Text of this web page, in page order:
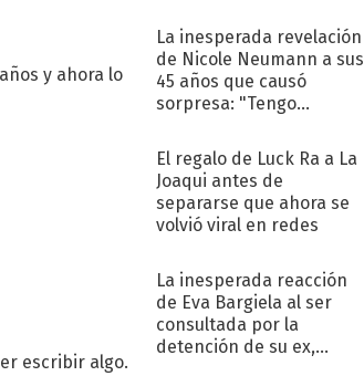
y ahora lo
escribir algo.
La inesperada revelación
de Nicole Neumann a sus
45 años que causó
sorpresa: "Tengo
El regalo de Luck Ra a La
Joaqui antes de
separarse que ahora se
volvió viral en redes
La inesperada reacción
de Eva Bargiela al ser
consultada por la
detención de su ex,